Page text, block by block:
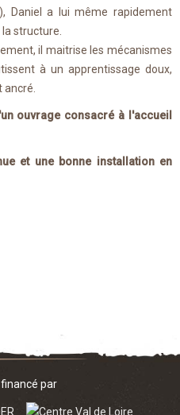
Daniel a lui même rapidement
structure.
il maitrise les mécanismes
à un apprentissage doux,
ouvrage consacré à l'accueil
et une bonne installation en
par